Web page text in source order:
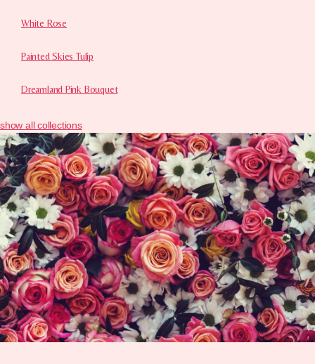
White Rose
Painted Skies Tulip
Dreamland Pink Bouquet
show all collections